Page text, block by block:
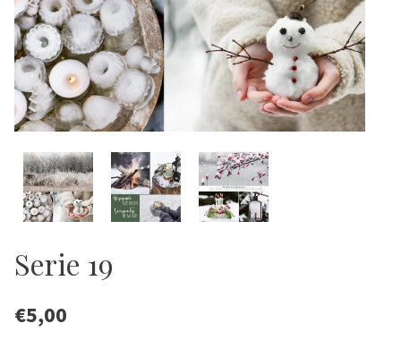
Serie 19
€5,00